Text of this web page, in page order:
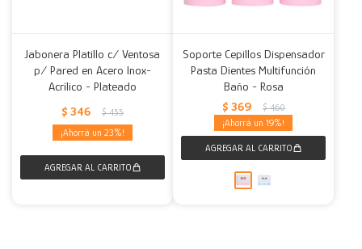
Jabonera Platillo c/ Ventosa
p/ Pared en Acero Inox-
Acrílico - Plateado
$ 346 $ 455
23
Soporte Cepillos Dispensador
Pasta Dientes Multifunción
Baño - Rosa
$ 369 $ 460
19